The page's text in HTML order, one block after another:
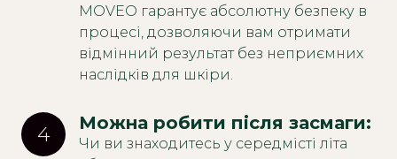
MOVEO гарантує абсолютну безпеку в
процесі, дозволяючи вам отримати
відмінний результат без неприємних
наслідків для шкіри.
4
Чи ви знаходитесь у середмісті літа